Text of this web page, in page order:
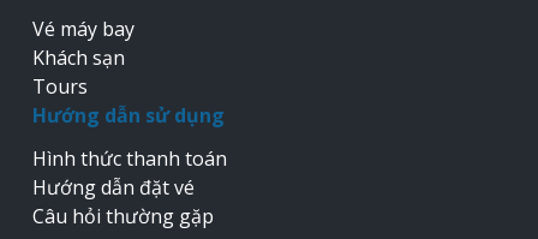
Vé máy bay
Khách sạn
Tours
Hướng dẫn sử dụng
Hình thức thanh toán
Hướng dẫn đặt vé
Câu hỏi thường gặp